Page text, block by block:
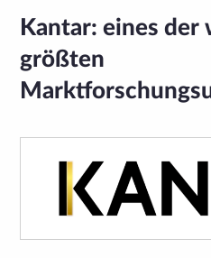
Kantar: eines
größten